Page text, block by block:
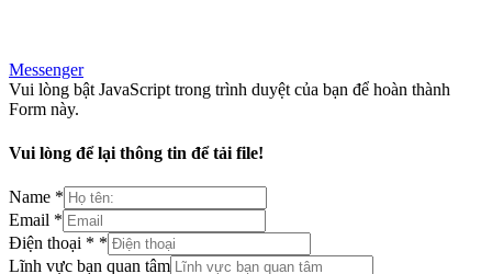
Messenger
Vui lòng bật JavaScript trong trình duyệt của bạn để hoàn thành
Form này.
Vui lòng để lại thông tin để tải file!
Name *
Email *
Điện thoại * *
Lĩnh vực bạn quan tâm